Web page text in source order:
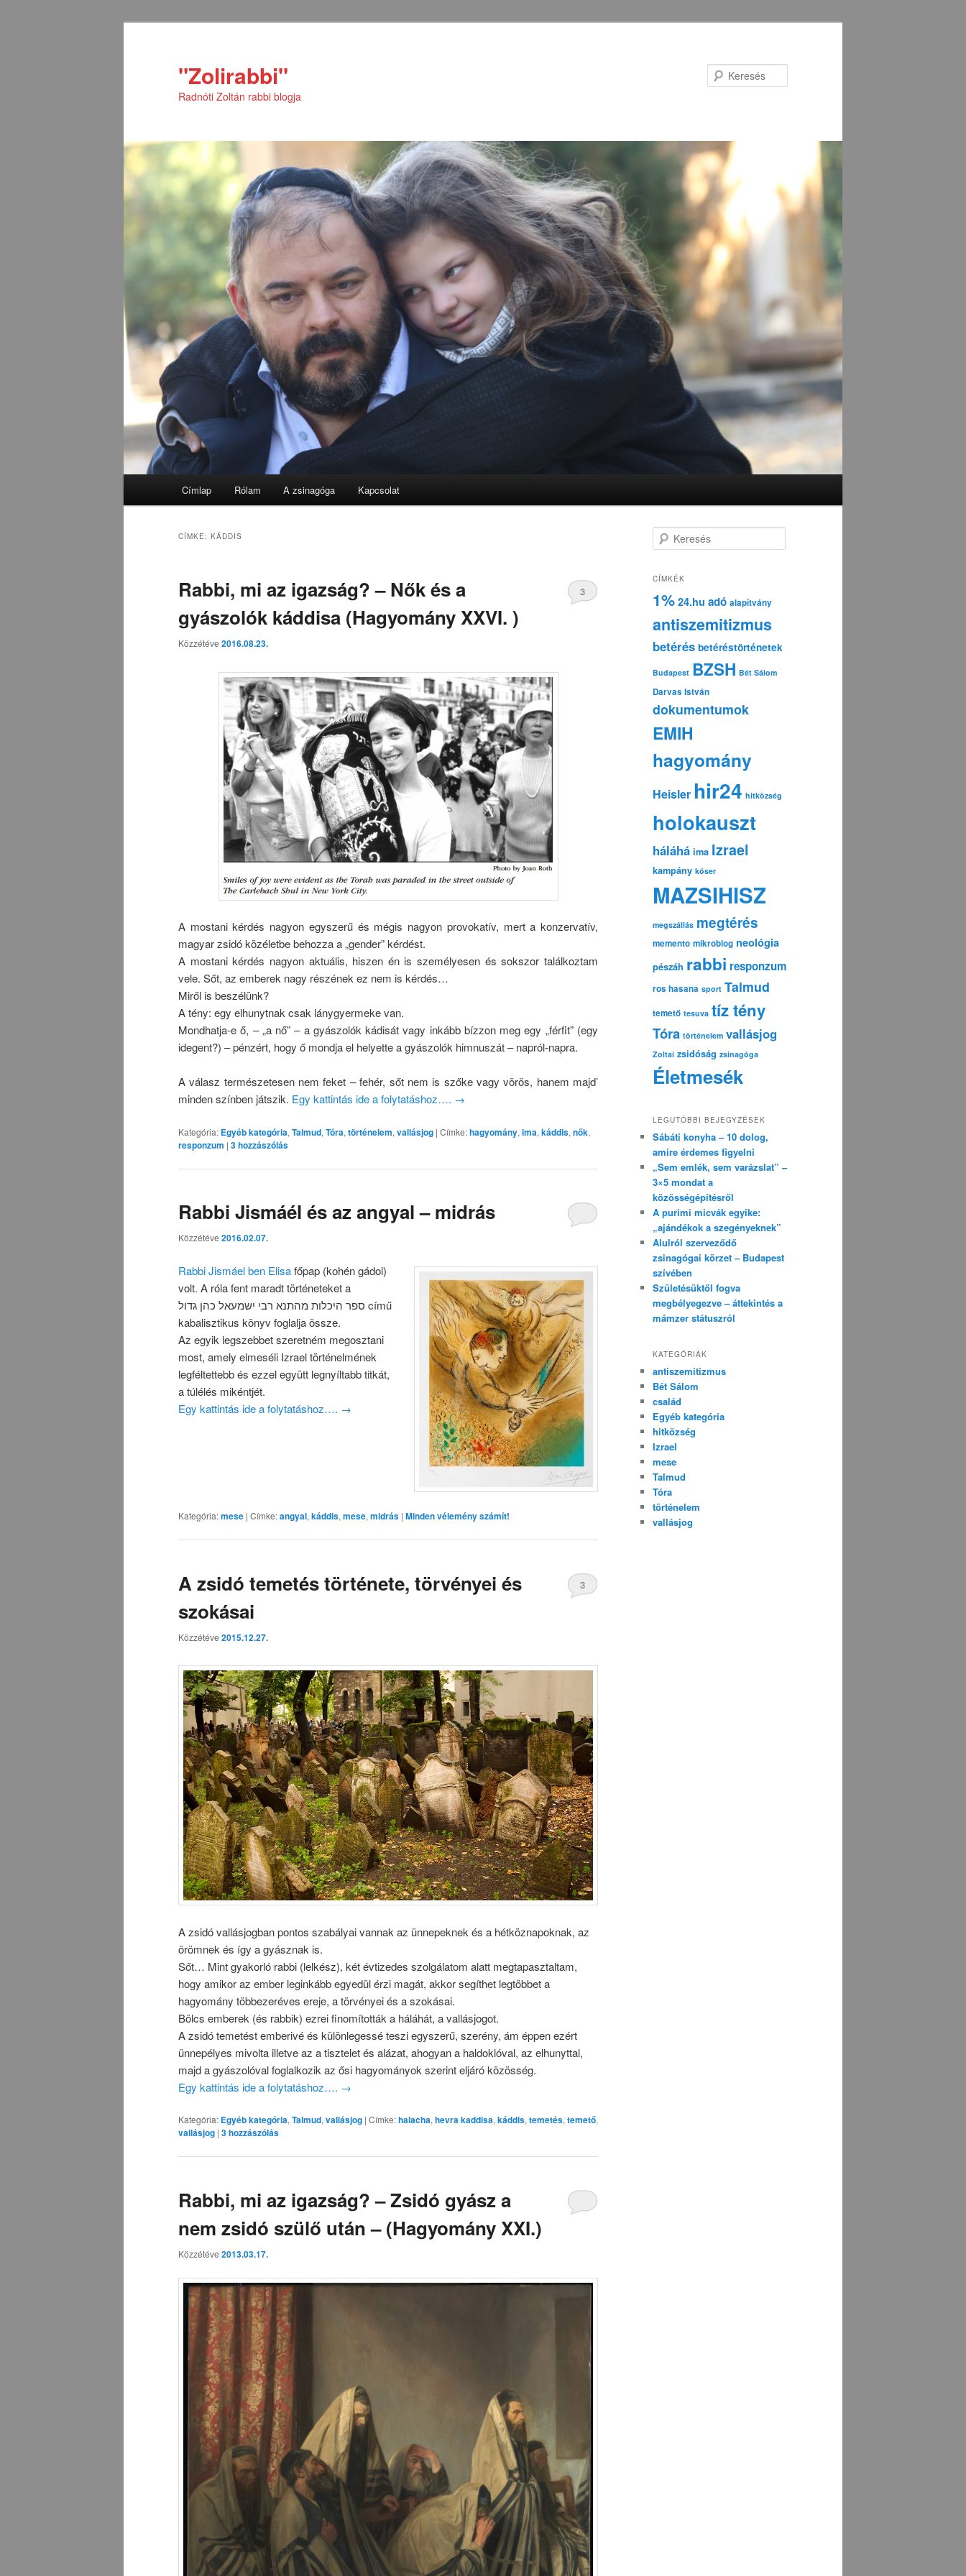
"Zolirabbi"
Radnóti Zoltán rabbi blogja
Címlap Rólam A zsinagóga Kapcsolat
CÍMKE: KÁDDIS
Rabbi, mi az igazság? – Nők és a
gyászolók káddisa (Hagyomány XXVI. )
Közzétéve 2016.08.23.
3
A mostani kérdés nagyon egyszerű és mégis nagyon provokatív, mert a konzervatív,
magyar zsidó közéletbe behozza a „gender” kérdést.
A mostani kérdés nagyon aktuális, hiszen én is személyesen és sokszor találkoztam
vele. Sőt, az emberek nagy részének ez nem is kérdés…
Miről is beszélünk?
A tény: egy elhunytnak csak lánygyermeke van.
Mondhatja-e ő, – „a nő” – a gyászolók kádisát vagy inkább bízzon meg egy „férfit” (egy
idegent?) – pénzért, hogy ő mondja el helyette a gyászolók himnuszát – napról-napra.
A válasz természetesen nem feket – fehér, sőt nem is szőke vagy vörös, hanem majd’
minden színben játszik. Egy kattintás ide a folytatáshoz…. →
Kategória: Egyéb kategória, Talmud, Tóra, történelem, vallásjog | Címke:hagyomány, ima, káddis, nők,
responzum | 3hozzászólás
Rabbi Jismáél és az angyal – midrás
Közzétéve 2016.02.07.
Rabbi Jismáel ben Elisafőpap (kohén gádol)
volt. A róla fent maradt történeteket a
ספר היכלות מהתנא רבי ישמעאל כהן גדול című
kabalisztikus könyv foglalja össze.
Az egyik legszebbet szeretném megosztani
most, amely elmeséli Izrael történelmének
legféltettebb és ezzel együtt legnyíltabb titkát,
a túlélés mikéntjét.
Egy kattintás ide a folytatáshoz…. →
Kategória:mese | Címke:angyal, káddis, mese, midrás | Minden vélemény számít!
A zsidó temetés története, törvényei és
szokásai
Közzétéve 2015.12.27.
3
A zsidó vallásjogban pontos szabályai vannak az ünnepeknek és a hétköznapoknak, az
örömnek és így a gyásznak is.
Sőt… Mint gyakorló rabbi (lelkész), két évtizedes szolgálatom alatt megtapasztaltam,
hogy amikor az ember leginkább egyedül érzi magát, akkor segíthet legtöbbet a
hagyomány többezeréves ereje, a törvényei és a szokásai.
Bölcs emberek (és rabbik) ezrei finomították a háláhát, a vallásjogot.
A zsidó temetést emberivé és különlegessé teszi egyszerű, szerény, ám éppen ezért
ünnepélyes mivolta illetve az a tisztelet és alázat, ahogyan a haldoklóval, az elhunyttal,
majd a gyászolóval foglalkozik az ősi hagyományok szerint eljáró közösség.
Egy kattintás ide a folytatáshoz…. →
Kategória: Egyéb kategória, Talmud, vallásjog | Címke:halacha, hevra kaddisa, káddis, temetés, temető,
vallásjog | 3hozzászólás
Rabbi, mi az igazság? – Zsidó gyász a
nem zsidó szülő után – (Hagyomány XXI.)
Közzétéve 2013.03.17.
e
e
é
CÍMKÉK
1% 24.hu adó alapítvány
antiszemitizmus
betérés betéréstörténetek
Budapest BZSH Bét Sálom
Darvas István
dokumentumok
EMIH
hagyomány
Heisler hir24 hitközség
holokauszt
háláhá ima Izrael
kampány kóser
MAZSIHISZ
megszállás megtérés
memento mikroblog neológia
pészáh rabbi responzum
ros hasana sport Talmud
temető tesuva tíz tény
Tóra történelem vallásjog
Zoltai zsidóság zsinagóga
Életmesék
LEGUTÓBBI BEJEGYZÉSEK
Sábáti konyha – 10 dolog,
amire érdemes figyelni
„Sem emlék, sem varázslat” –
3×5 mondat a
közösségépítésről
A purimi micvák egyike:
„ajándékok a szegényeknek”
Alulról szerveződő
zsinagógai körzet – Budapest
szívében
Születésüktől fogva
megbélyegezve – áttekintés a
mámzer státuszról
KATEGÓRIÁK
antiszemitizmus
Bét Sálom
család
Egyéb kategória
hitközség
Izrael
mese
Talmud
Tóra
történelem
vallásjog